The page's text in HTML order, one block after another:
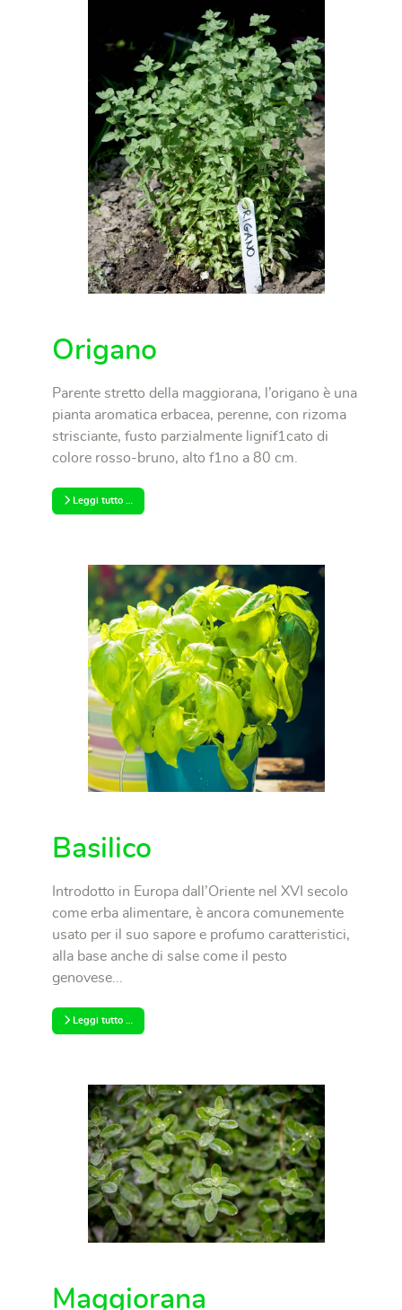
Origano
Parente stretto della maggiorana, l’origano è una
pianta aromatica erbacea, perenne, con rizoma
strisciante, fusto parzialmente lignif1cato di
colore rosso-bruno, alto f1no a 80 cm.
Leggi tutto …
Basilico
Introdotto in Europa dall’Oriente nel XVI secolo
come erba alimentare, è ancora comunemente
usato per il suo sapore e profumo caratteristici,
alla base anche di salse come il pesto
genovese...
Leggi tutto …
Maggiorana